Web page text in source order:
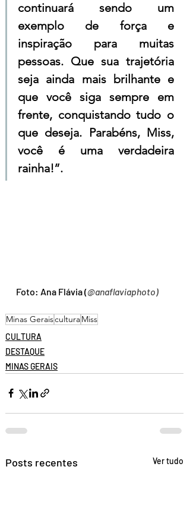
continuará sendo um
exemplo de força e
inspiração para muitas
pessoas. Que sua trajetória
seja ainda mais brilhante e
que você siga sempre em
frente, conquistando tudo o
que deseja. Parabéns, Miss,
você é uma verdadeira
rainha!”.
Foto: Ana Flávia (@anaflaviaphoto)
Minas GeraisculturaMiss
CULTURA
DESTAQUE
MINAS GERAIS
Posts recentes Ver tudo